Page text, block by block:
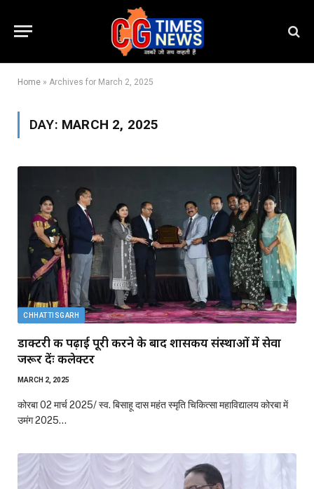
Home » Archives for March 2, 2025
DAY: MARCH 2, 2025
CHHATTISGARH
डाक्टरी की पढ़ाई पूरी करने के बाद शासकीय संस्थाओं में सेवा
जरूर देंः कलेक्टर
MARCH 2, 2025
कोरबा 02 मार्च 2025/ स्व. बिसाहू दास महंत स्मृति चिकित्सा महाविद्यालय कोरबा में
उमंग 2025…